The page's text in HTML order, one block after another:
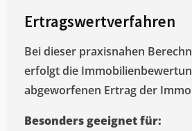
Ertragswertverfahren
Bei dieser praxisnahen
erfolgt die
abgeworfenen Ertrag der
Besonders geeignet für: